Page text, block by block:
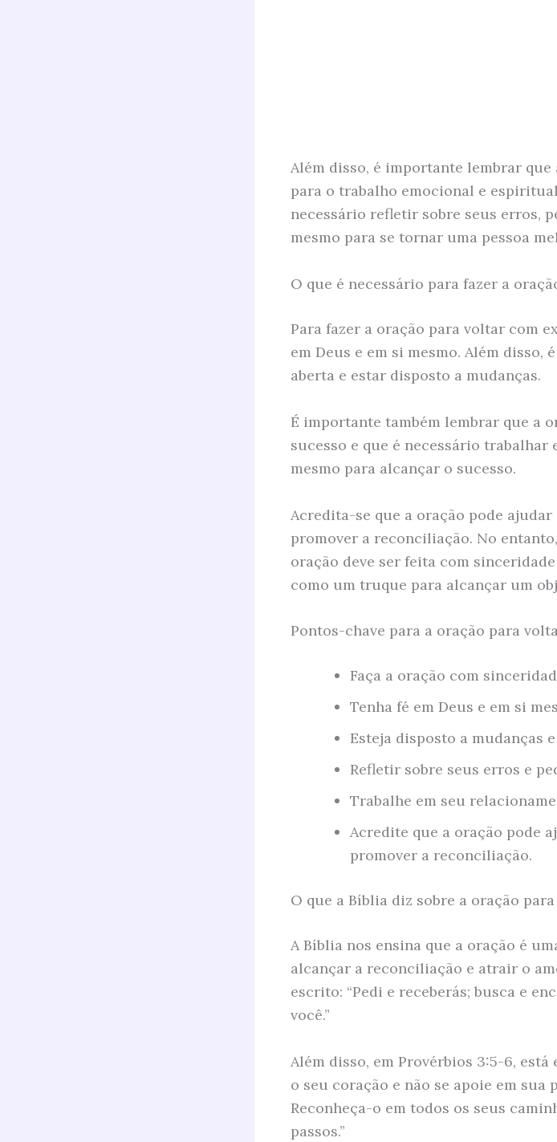
Além disso, é importante lembrar
para o trabalho emocional e
necessário refletir sobre seus erros,
mesmo para se tornar uma pessoa
O que é necessário para fazer a
Para fazer a oração para voltar com
em Deus e em si mesmo. Além disso,
aberta e estar disposto a mudanças.
É importante também lembrar que a
sucesso e que é necessário
mesmo para alcançar o sucesso.
Acredita-se que a oração pode
promover a reconciliação. No
oração deve ser feita com
como um truque para alcançar um
Pontos-chave para a oração para
Faça a oração com
Tenha fé em Deus e em si
Esteja disposto a mudanças
Refletir sobre seus erros e
Trabalhe em seu
Acredite que a oração pode
promover a reconciliação.
O que a Bíblia diz sobre a oração
A Bíblia nos ensina que a oração é
alcançar a reconciliação e atrair o
escrito: “Pedi e receberás; busca e
você.”
Além disso, em Provérbios 3:5-6,
o seu coração e não se apoie em sua
Reconheça-o em todos os seus
passos.”